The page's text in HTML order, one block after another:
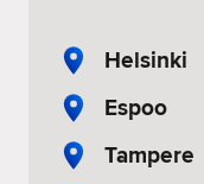
Helsinki
Espoo
Tampere